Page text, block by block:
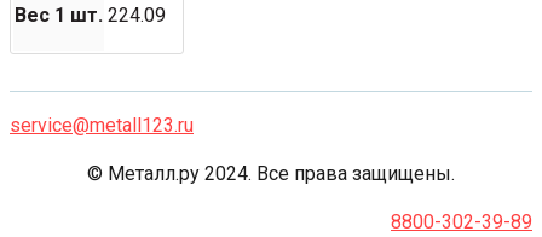
Вес 1 шт. 224.09
service@metall123.ru
© Металл.ру 2024. Все права защищены.
8800-302-39-89